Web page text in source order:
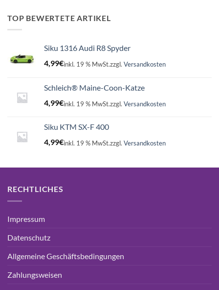
16,99€15,75€.
TOP BEWERTETE ARTIKEL
Siku 1316 Audi R8 Spyder
4,99€inkl. 19 % MwSt.zzgl. Versandkosten
Schleich® Maine-Coon-Katze
4,99€inkl. 19 % MwSt.zzgl. Versandkosten
Siku KTM SX-F 400
4,99€inkl. 19 % MwSt.zzgl. Versandkosten
RECHTLICHES
Impressum
Datenschutz
Allgemeine Geschäftsbedingungen
Zahlungsweisen